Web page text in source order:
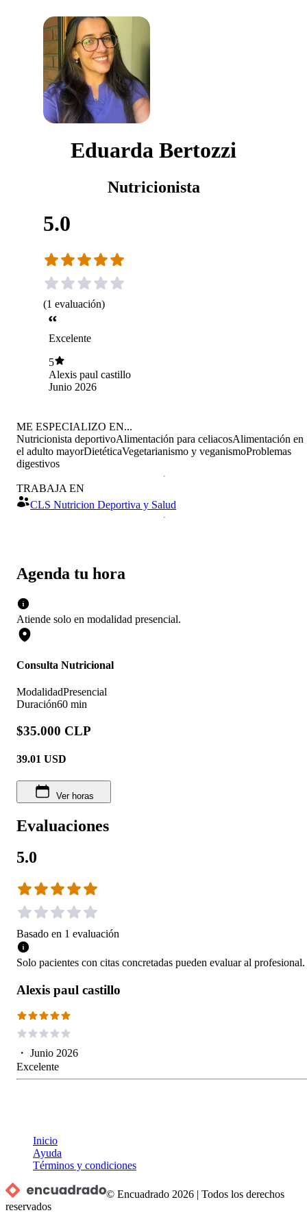
Eduarda Bertozzi
Nutricionista
5.0
(1 evaluación)
Excelente
5
Alexis paul castillo
Junio 2026
Agenda tu hora
Atiende solo en modalidad presencial.
Consulta Nutricional
ModalidadPresencial
Duración60 min
$35.000 CLP
39.01 USD
Ver horas
Evaluaciones
5.0
Basado en 1 evaluación
Solo pacientes con citas concretadas pueden evaluar al profesional.
Alexis paul castillo
・ Junio 2026
Excelente
ME ESPECIALIZO EN...
Nutricionista deportivoAlimentación para celiacosAlimentación en
el adulto mayorDietéticaVegetarianismo y veganismoProblemas
digestivos
TRABAJA EN
CLS Nutricion Deportiva y Salud
Inicio
Ayuda
Términos y condiciones
© Encuadrado 2026 |Todos los derechos
reservados